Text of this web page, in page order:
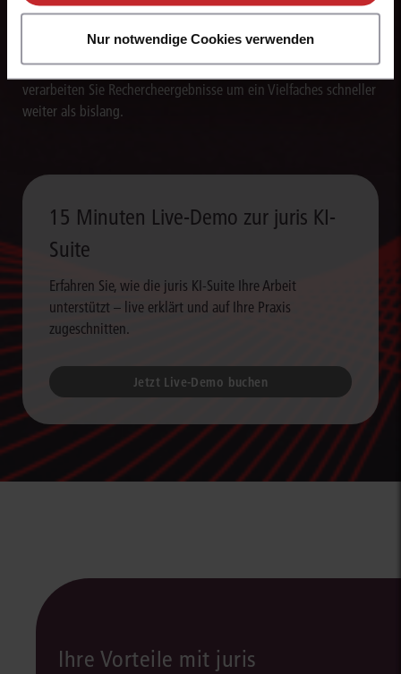
Nur notwendige Cookies verwenden
Texte blitzschnell erstellen
Die juris KI-Suite erstellt in Sekunden Textentwürfe für
Schriftsätze, Stellungnahmen und andere Dokumente. So
verarbeiten Sie Rechercheergebnisse um ein Vielfaches schneller
weiter als bislang.
15 Minuten Live-Demo zur juris KI-
Suite
Erfahren Sie, wie die juris KI-Suite Ihre Arbeit
unterstützt – live erklärt und auf Ihre Praxis
zugeschnitten.
Jetzt Live-Demo buchen
Ihre Vorteile mit juris